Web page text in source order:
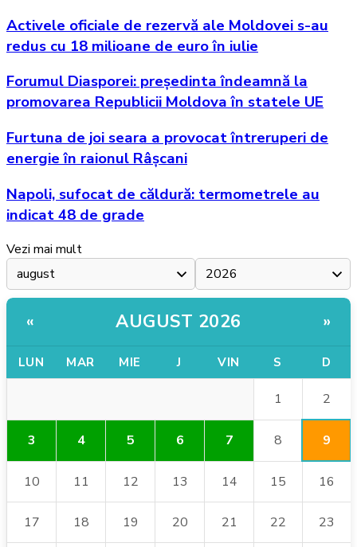
Activele oficiale de rezervă ale Moldovei s-au
redus cu 18 milioane de euro în iulie
Forumul Diasporei: președinta îndeamnă la
promovarea Republicii Moldova în statele UE
Furtuna de joi seara a provocat întreruperi de
energie în raionul Râșcani
Napoli, sufocat de căldură: termometrele au
indicat 48 de grade
Vezi mai mult
« AUGUST 2026 »
LUN MAR MIE J VIN S D
1 2
3 4 5 6 7 8 9
10 11 12 13 14 15 16
17 18 19 20 21 22 23